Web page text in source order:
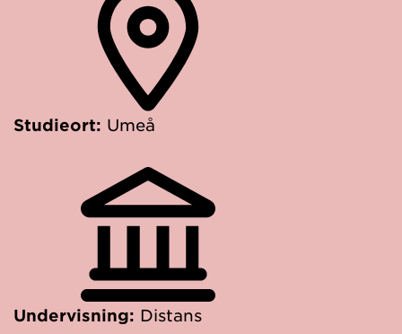
Studieort: Umeå
Undervisning: Distans